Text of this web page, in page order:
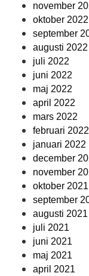
november
oktober 2022
september
augusti 2022
juli 2022
juni 2022
maj 2022
april 2022
mars 2022
februari 2022
januari 2022
december
november
oktober 2021
september
augusti 2021
juli 2021
juni 2021
maj 2021
april 2021